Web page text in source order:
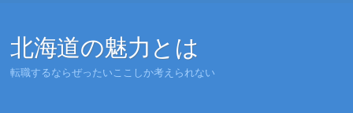
北海道の魅力とは
転職するならぜったいここしか考えられない